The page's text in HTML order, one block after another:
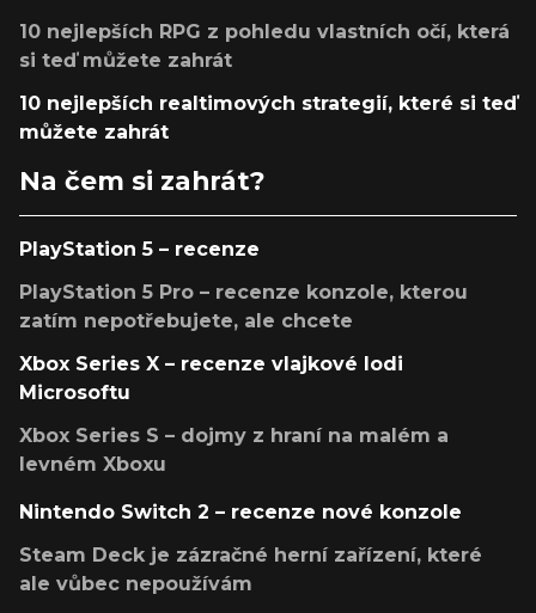
10 nejlepších RPG z pohledu vlastních očí, která
si teď můžete zahrát
10 nejlepších realtimových strategií, které si teď
můžete zahrát
Na čem si zahrát?
PlayStation 5 – recenze
PlayStation 5 Pro – recenze konzole, kterou
zatím nepotřebujete, ale chcete
Xbox Series X – recenze vlajkové lodi
Microsoftu
Xbox Series S – dojmy z hraní na malém a
levném Xboxu
Nintendo Switch 2 – recenze nové konzole
Steam Deck je zázračné herní zařízení, které
ale vůbec nepoužívám